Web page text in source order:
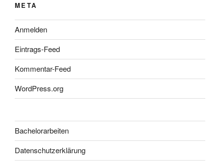
META
Anmelden
Eintrags-Feed
Kommentar-Feed
WordPress.org
Bachelorarbeiten
Datenschutzerklärung